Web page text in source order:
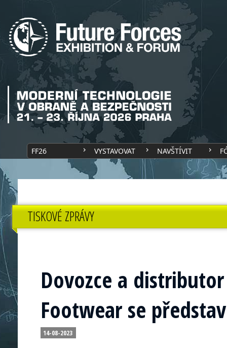
FF26 VYSTAVOVAT NAVŠTÍVIT
TISKOVÉ ZPRÁVY
Dovozce a
Footwear se
14-08-2023